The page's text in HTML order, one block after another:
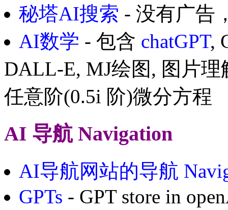
秘塔AI搜索 - 没有广告
AI数学 - 包含 chatGPT,
DALL-E, MJ绘图, 图片理
任意阶(0.5i 阶)微分方程
AI 导航 Navigation
AI导航网站的导航
GPTs - GPT store in